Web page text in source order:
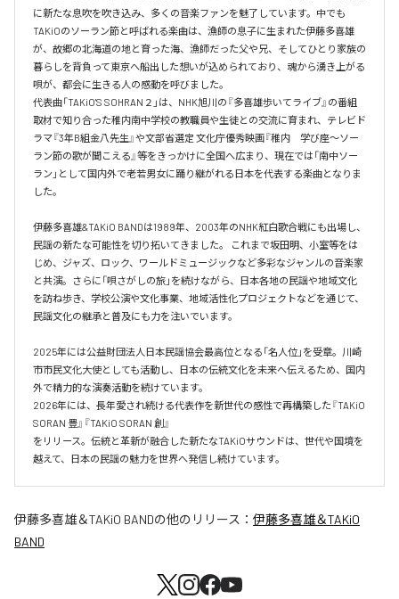
に新たな息吹を吹き込み、多くの音楽ファンを魅了しています。中でも
TAKiOのソーラン節と呼ばれる楽曲は、漁師の息子に生まれた伊藤多喜雄
が、故郷の北海道の地と育った海、漁師だった父や兄、そしてひとり家族の
暮らしを背負って東京へ船出した想いが込められており、魂から湧き上がる
唄が、都会に生きる人の感動を呼びました。
代表曲「TAKiO'S SOHRAN２」は、NHK旭川の『多喜雄歩いてライブ』の番組
取材で知り合った稚内南中学校の教職員や生徒との交流に育まれ、テレビド
ラマ『3年B組金八先生』や文部省選定 文化庁優秀映画『稚内　学び座〜ソー
ラン節の歌が聞こえる』等をきっかけに全国へ広まり、現在では「南中ソー
ラン」として国内外で老若男女に踊り継がれる日本を代表する楽曲となりま
した。
伊藤多喜雄&TAKiO BANDは1989年、2003年のNHK紅白歌合戦にも出場し、
民謡の新たな可能性を切り拓いてきました。 これまで坂田明、小室等をは
じめ、ジャズ、ロック、ワールドミュージックなど多彩なジャンルの音楽家
と共演。さらに「唄さがしの旅」を続けながら、日本各地の民謡や地域文化
を訪ね歩き、学校公演や文化事業、地域活性化プロジェクトなどを通じて、
民謡文化の継承と普及にも力を注いでいます。
2025年には公益財団法人日本民謡協会最高位となる「名人位」を受章。川崎
市市民文化大使としても活動し、日本の伝統文化を未来へ伝えるため、国内
外で精力的な演奏活動を続けています。
2026年には、長年愛され続ける代表作を新世代の感性で再構築した『TAKiO
SORAN 豊』『TAKiO SORAN 創』
をリリース。伝統と革新が融合した新たなTAKiOサウンドは、世代や国境を
越えて、日本の民謡の魅力を世界へ発信し続けています。
伊藤多喜雄＆TAKiO BANDの他のリリース： 伊藤多喜雄＆TAKiO
BAND